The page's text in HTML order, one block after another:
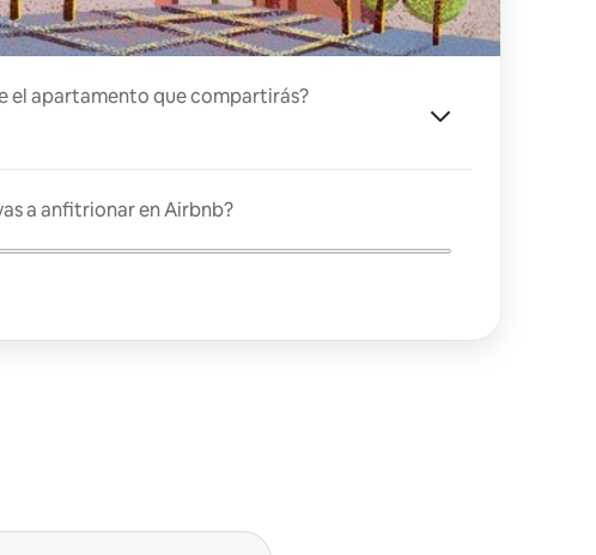
el apartamento que compartirás?
a anfitrionar en Airbnb?